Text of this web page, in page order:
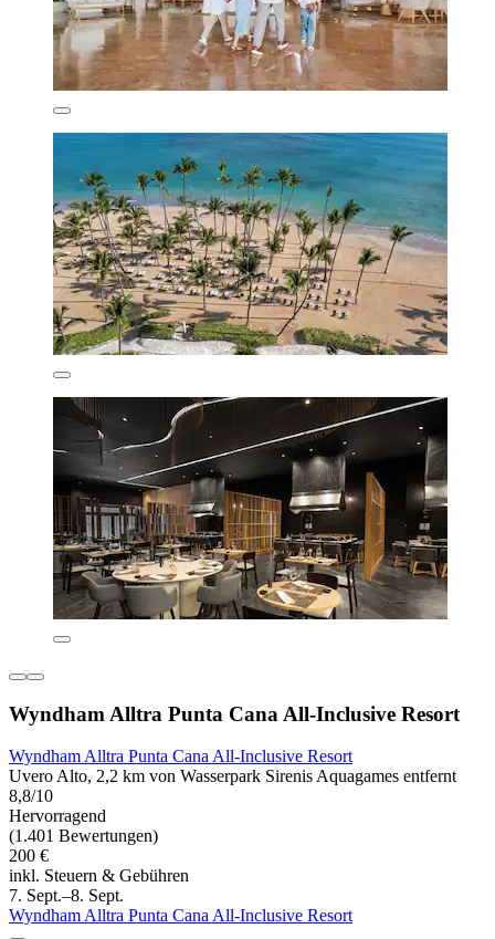
Wyndham Alltra Punta Cana All-Inclusive Resort
Wyndham Alltra Punta Cana All-Inclusive Resort
Uvero Alto, 2,2 km von Wasserpark Sirenis Aquagames entfernt
8,8/10
Hervorragend
(1.401 Bewertungen)
200 €
inkl. Steuern & Gebühren
7. Sept.–8. Sept.
Wyndham Alltra Punta Cana All-Inclusive Resort